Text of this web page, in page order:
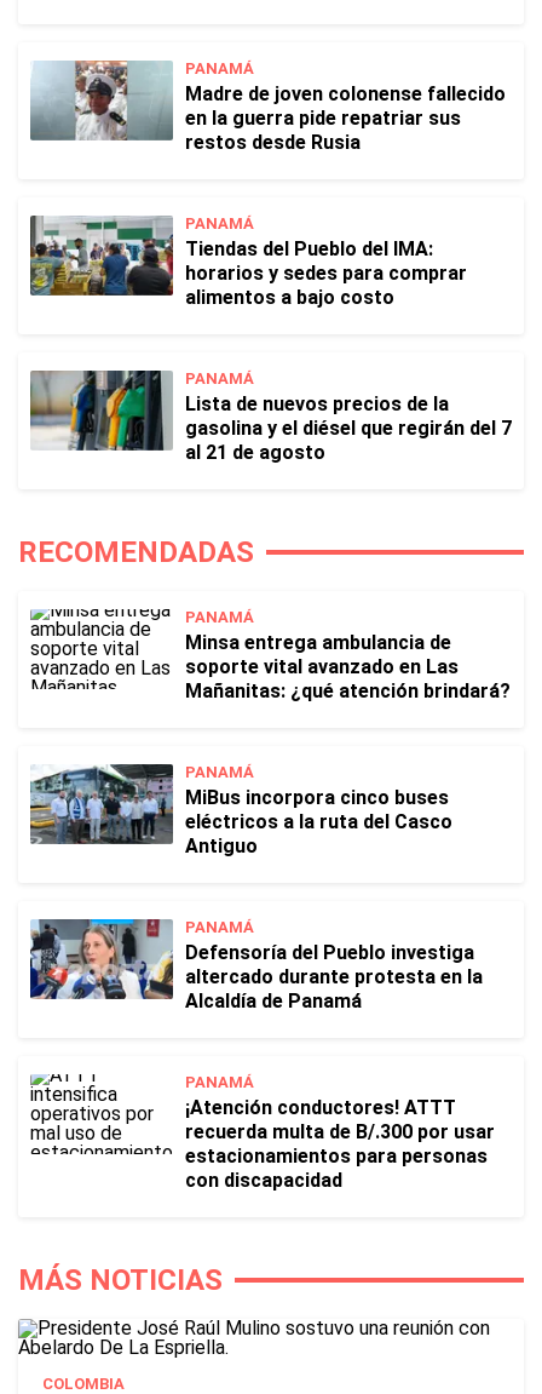
PANAMÁ
Madre de joven colonense fallecido
en la guerra pide repatriar sus
restos desde Rusia
PANAMÁ
Tiendas del Pueblo del IMA:
horarios y sedes para comprar
alimentos a bajo costo
PANAMÁ
Lista de nuevos precios de la
gasolina y el diésel que regirán del 7
al 21 de agosto
RECOMENDADAS
PANAMÁ
Minsa entrega ambulancia de
soporte vital avanzado en Las
Mañanitas: ¿qué atención brindará?
PANAMÁ
MiBus incorpora cinco buses
eléctricos a la ruta del Casco
Antiguo
PANAMÁ
Defensoría del Pueblo investiga
altercado durante protesta en la
Alcaldía de Panamá
PANAMÁ
¡Atención conductores! ATTT
recuerda multa de B/.300 por usar
estacionamientos para personas
con discapacidad
MÁS NOTICIAS
COLOMBIA